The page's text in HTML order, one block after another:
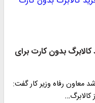
کالابرگ بدون کارت برای
معاون رفاه وزیر کار گفت:
کالابرگ…